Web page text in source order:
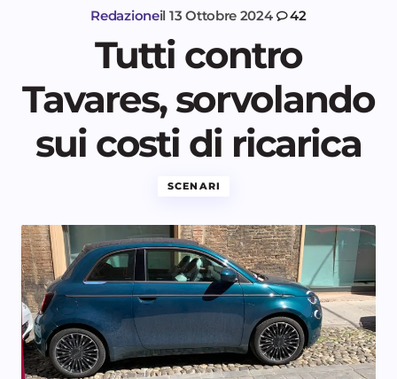
Redazioneil 13 Ottobre 2024 42
Tutti contro
Tavares, sorvolando
sui costi di ricarica
SCENARI